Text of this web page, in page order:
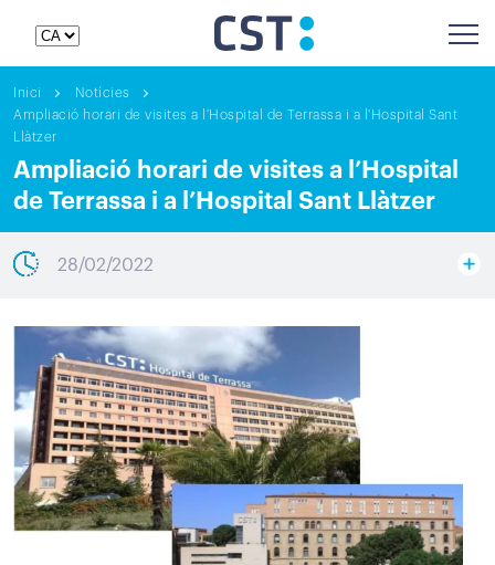
Inici
Notícies
Ampliació horari de visites a l'Hospital de Terrassa i a l'Hospital Sant
Llàtzer
Ampliació horari de visites a l’Hospital
de Terrassa i a l’Hospital Sant Llàtzer
28/02/2022